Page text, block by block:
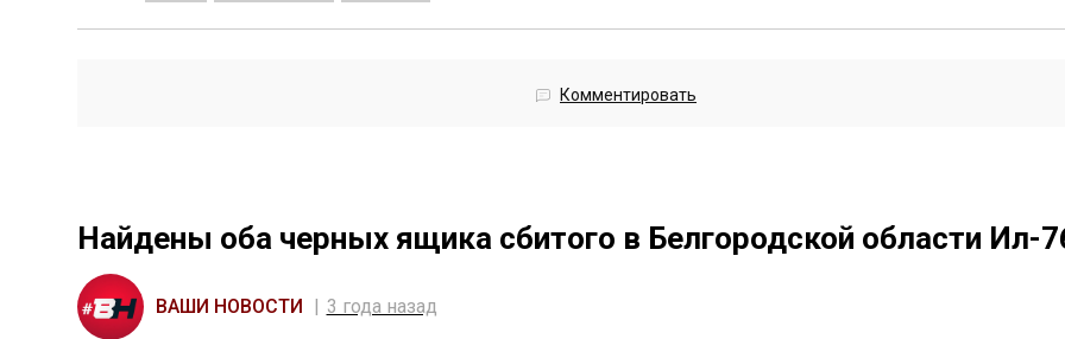
Комментировать
Найдены оба черных ящика сбитого в Белгородской области Ил-
ВАШИ НОВОСТИ 3 года назад